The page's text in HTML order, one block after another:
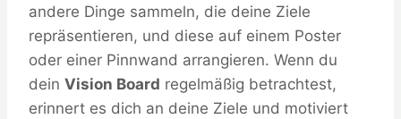
andere Dinge sammeln, die deine Ziele
repräsentieren, und diese auf einem Poster
oder einer Pinnwand arrangieren. Wenn du
dein Vision Board regelmäßig betrachtest,
erinnert es dich an deine Ziele und motiviert